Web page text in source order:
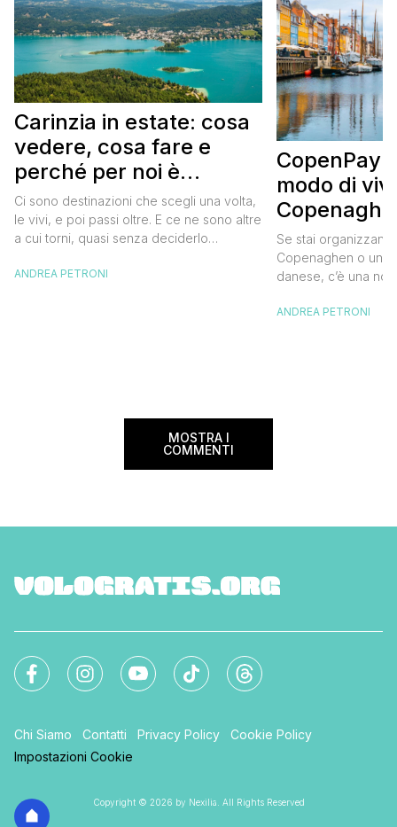
Carinzia in estate: cosa
vedere, cosa fare e
perché per noi è
diventata una
destinazione del cuore
Ci sono destinazioni che scegli una volta,
le vivi, e poi passi oltre. E ce ne sono altre
a cui torni, quasi senza deciderlo
richiamarti indietro più che il contrario. Per
ANDREA PETRONI
CopenPay:
modo di
meglio e
meno
Se stai
Copenaghen o un
danese, c’è una
CopenPay ed è
ANDREA PETRONI
MOSTRA I
COMMENTI
Chi Siamo Contatti Privacy Policy
Cookie Policy
Impostazioni Cookie
Copyright © 2026 by Nexilia. All Rights Reserved